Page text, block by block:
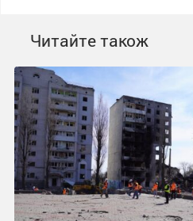
Читайте також